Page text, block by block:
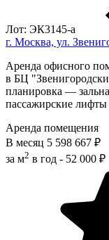
Лот: ЭК3145-a
г. Москва, ул.
Аренда офисного
в БЦ
планировка —
пассажирские
Аренда помещения
В месяц 5 598 667 ₽
за м2 в год - 52 000 ₽